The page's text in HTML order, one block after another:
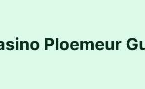
Ploemeur